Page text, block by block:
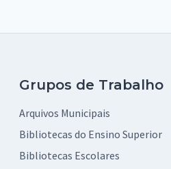
Grupos de Trabalho
Arquivos Municipais
Bibliotecas do Ensino Superior
Bibliotecas Escolares